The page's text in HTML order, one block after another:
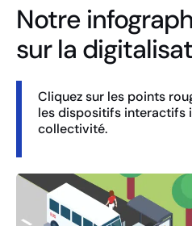
Notre
sur la
Cliquez sur les points
les dispositifs interactifs
collectivité.